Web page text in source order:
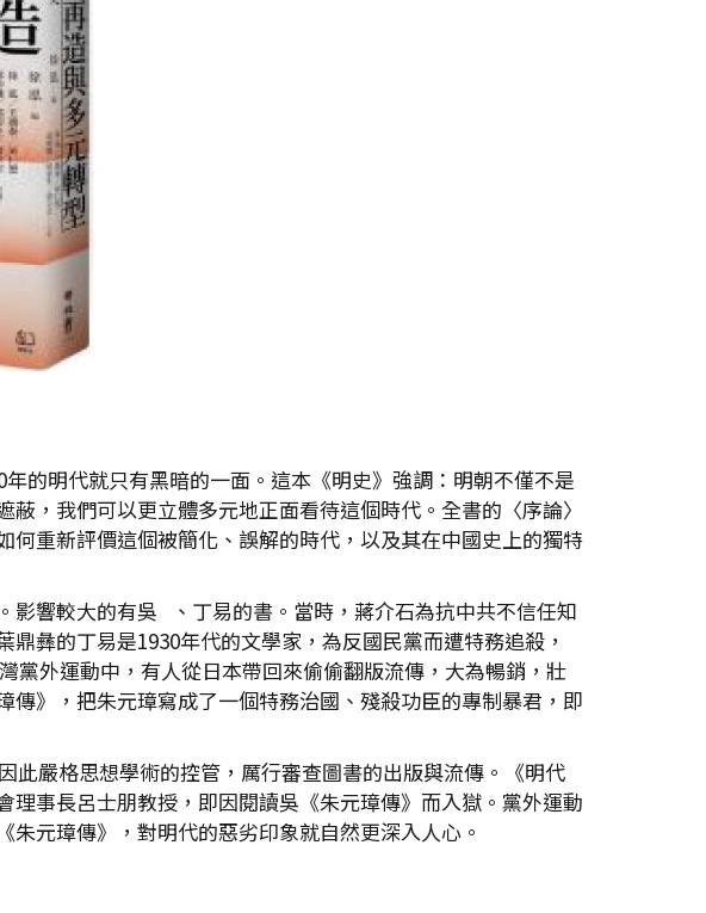
的明代就只有黑暗的一面。這本《明史》強調：明朝不僅不是
，我們可以更立體多元地正面看待這個時代。全書的〈序論〉
重新評價這個被簡化、誤解的時代，以及其在中國史上的獨特
影響較大的有吳 、丁易的書。當時，蔣介石為抗中共不信任知
彝的丁易是1930年代的文學家，為反國民黨而遭特務追殺，
黨外運動中，有人從日本帶回來偷偷翻版流傳，大為暢銷，壯
》，把朱元璋寫成了一個特務治國、殘殺功臣的專制暴君，即
此嚴格思想學術的控管，厲行審查圖書的出版與流傳。《明代
事長呂士朋教授，即因閱讀吳《朱元璋傳》而入獄。黨外運動
元璋傳》，對明代的惡劣印象就自然更深入人心。